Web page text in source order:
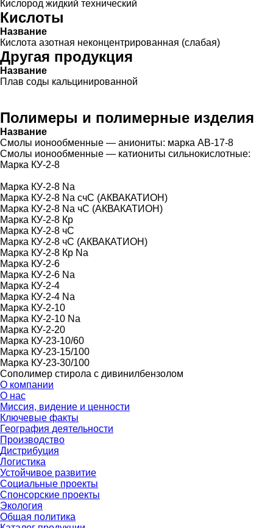
Кислород жидкий технический
Кислоты
Название
Кислота азотная неконцентрированная (слабая)
Другая продукция
Название
Плав соды кальцинированной
Полимеры и полимерные изделия
Название
Смолы ионообменные — аниониты: марка АВ-17-8
Смолы ионообменные — катиониты сильнокислотные:
Марка КУ-2-8
Марка КУ-2-8 Na
Марка КУ-2-8 Na счС (АКВАКАТИОН)
Марка КУ-2-8 Na чС (АКВАКАТИОН)
Марка КУ-2-8 Кр
Марка КУ-2-8 чС
Марка КУ-2-8 чС (АКВАКАТИОН)
Марка КУ-2-8 Кр Na
Марка КУ-2-6
Марка КУ-2-6 Na
Марка КУ-2-4
Марка КУ-2-4 Na
Марка КУ-2-10
Марка КУ-2-10 Na
Марка КУ-2-20
Марка КУ-23-10/60
Марка КУ-23-15/100
Марка КУ-23-30/100
Сополимер стирола с дивинилбензолом
О компании
О нас
Миссия, видение и ценности
Ключевые факты
География деятельности
Производство
Дистрибуция
Логистика
Устойчивое развитие
Социальные проекты
Спонсорские проекты
Экология
Общая политика